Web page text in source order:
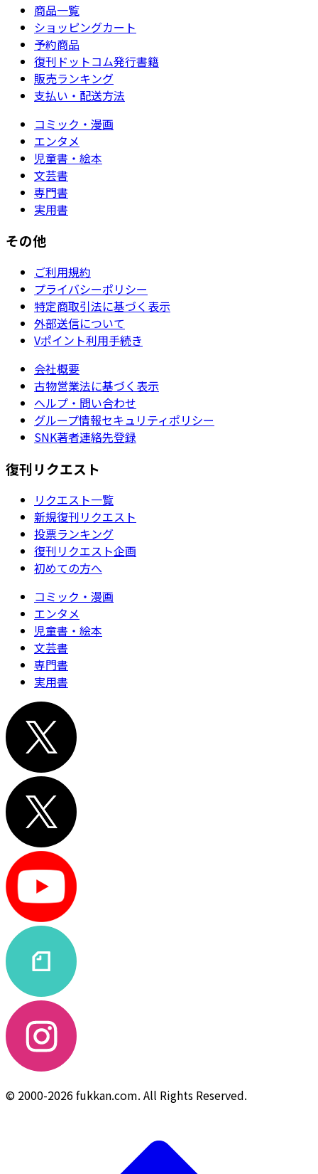
商品一覧
ショッピングカート
予約商品
復刊ドットコム発行書籍
販売ランキング
支払い・配送方法
コミック・漫画
エンタメ
児童書・絵本
文芸書
専門書
実用書
その他
ご利用規約
プライバシーポリシー
特定商取引法に基づく表示
外部送信について
Vポイント利用手続き
会社概要
古物営業法に基づく表示
ヘルプ・問い合わせ
グループ情報セキュリティポリシー
SNK著者連絡先登録
復刊リクエスト
リクエスト一覧
新規復刊リクエスト
投票ランキング
復刊リクエスト企画
初めての方へ
コミック・漫画
エンタメ
児童書・絵本
文芸書
専門書
実用書
© 2000-2026 fukkan.com. All Rights Reserved.